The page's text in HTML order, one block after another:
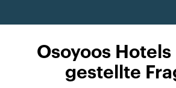
Osoyoos
gestellte